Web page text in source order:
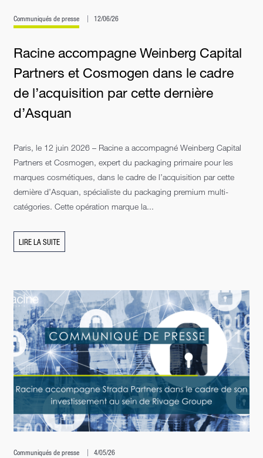
Communiqués de presse 12/06/26
Racine accompagne Weinberg Capital
Partners et Cosmogen dans le cadre
de l’acquisition par cette dernière
d’Asquan
Paris, le 12 juin 2026 – Racine a accompagné Weinberg Capital
Partners et Cosmogen, expert du packaging primaire pour les
marques cosmétiques, dans le cadre de l’acquisition par cette
dernière d’Asquan, spécialiste du packaging premium multi-
catégories. Cette opération marque la...
LIRE LA SUITE
Communiqués de presse 4/05/26